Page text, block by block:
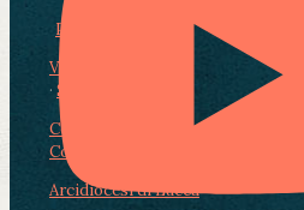
Photo
View on Facebook
· Share
Condividi su Facebook
Condividi su LinkedIn
Arcidiocesi di Lucca